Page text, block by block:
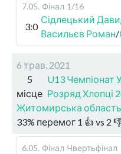
7.05. Фінал 1/16
3:0
Сідлецький
Васильєв Роман/
6 трав, 2021
5
місце
U13 Чемпіонат
Розряд Хлопці
Житомирська область
33% перемог 1 👍 vs 2
6.05. Фінал Чвертьфінал